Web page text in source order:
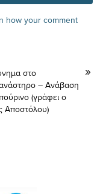
how your comment
στο
– Ανάβαση
(γράφει ο
Αποστόλου)